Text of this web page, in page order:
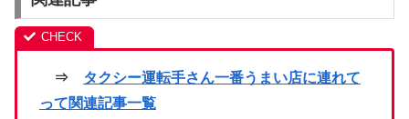
⇒ タクシー運転手さん一番うまい店に連れて
って関連記事一覧